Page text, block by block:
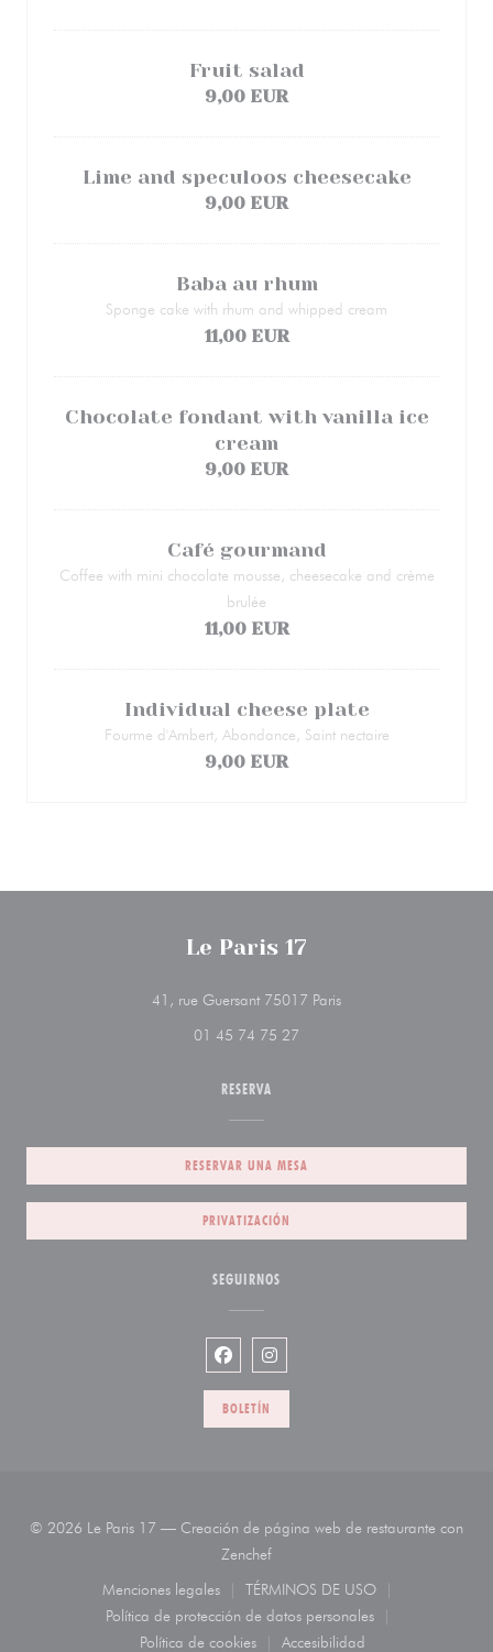
Fruit salad
9,00 EUR
Lime and speculoos cheesecake
9,00 EUR
Baba au rhum
Sponge cake with rhum and whipped cream
11,00 EUR
Chocolate fondant with vanilla ice
cream
9,00 EUR
Café gourmand
Coffee with mini chocolate mousse, cheesecake and crème
brulée
11,00 EUR
Individual cheese plate
Fourme d'Ambert, Abondance, Saint nectaire
9,00 EUR
Le Paris 17
41, rue Guersant 75017 Paris((abre en una nueva
01 45 74 75 27
RESERVA
RESERVAR UNA MESA
PRIVATIZACIÓN
SEGUIRNOS
Facebook ((abre en una nueva
Instagram ((abre en una
BOLETÍN
© 2026 Le Paris 17 — Creación de página web de restaurante con
Zenchef((abre en una nueva ventana))
Menciones legales
((abre en una nueva ventana))
TÉRMINOS DE USO
Política de protección de datos personales
((abre en una nueva ventana))
Política de cookies Accesibilidad